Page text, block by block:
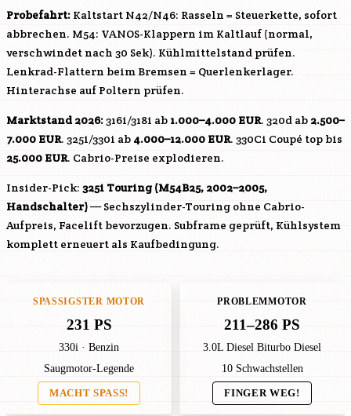
Probefahrt: Kaltstart N42/N46: Rasseln = Steuerkette, sofort
abbrechen. M54: VANOS-Klappern im Kaltlauf (normal,
verschwindet nach 30 Sek). Kühlmittelstand prüfen.
Lenkrad-Flattern beim Bremsen = Querlenkerlager.
Hinterachse auf Poltern prüfen.
Marktstand 2026:316i/318i ab 1.000–4.000 EUR. 320d ab 2.500–
7.000 EUR. 325i/330i ab 4.000–12.000 EUR. 330Ci Coupé top bis
25.000 EUR. Cabrio-Preise explodieren.
Insider-Pick: 325i Touring (M54B25, 2002–2005,
Handschalter)— Sechszylinder-Touring ohne Cabrio-
Aufpreis, Facelift bevorzugen. Subframe geprüft, Kühlsystem
komplett erneuert als Kaufbedingung.
SPASSIGSTER MOTOR
231 PS
330i · Benzin
Saugmotor-Legende
MACHT SPASS!
PROBLEMMOTOR
211–286 PS
3.0L Diesel Biturbo Diesel
10 Schwachstellen
FINGER WEG!